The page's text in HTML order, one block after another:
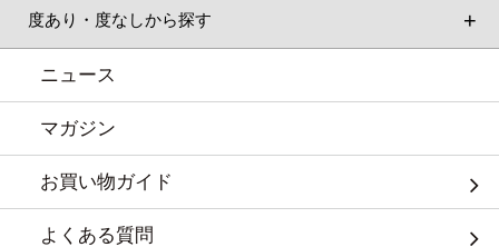
度あり・度なしから探す
ニュース
マガジン
お買い物ガイド
よくある質問